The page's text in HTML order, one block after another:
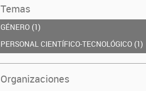
Temas
GÉNERO (1)
PERSONAL CIENTÍFICO-TECNOLÓGICO (1)
Organizaciones